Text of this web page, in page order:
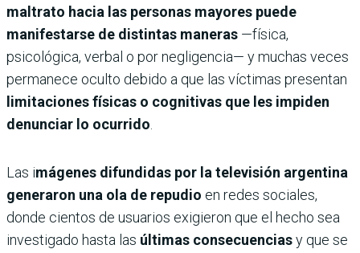
maltrato hacia las personas mayores puede
manifestarse de distintas maneras —física,
psicológica, verbal o por negligencia— y muchas veces
permanece oculto debido a que las víctimas presentan
limitaciones físicas o cognitivas que les impiden
denunciar lo ocurrido
Las imágenes difundidas por la televisión argentina
generaron una ola de repudio en redes sociales,
donde cientos de usuarios exigieron que el hecho sea
investigado hasta las últimas consecuenciasy que se